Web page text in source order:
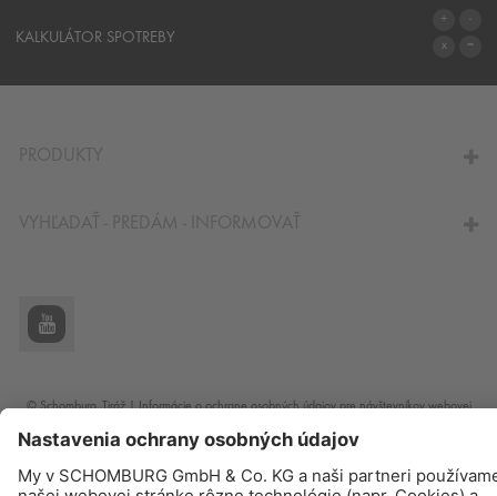
KALKULÁTOR SPOTREBY
© Schomburg.Tiráž|Informácie o ochrane osobných údajov pre návštevníkov webovej
stránky
Design & realizácia +| LOUIS INTERNET